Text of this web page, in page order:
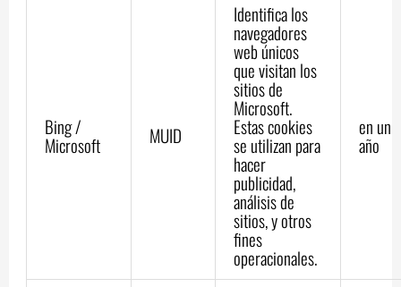
Bing /
Microsoft MUID
Identifica los
navegadores
web únicos
que visitan los
sitios de
Microsoft.
Estas cookies
se utilizan para
hacer
publicidad,
análisis de
sitios, y otros
fines
operacionales.
en un
año